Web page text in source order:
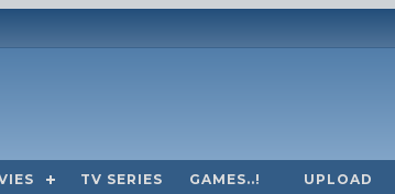
TV SERIES GAMES..! UPLOAD